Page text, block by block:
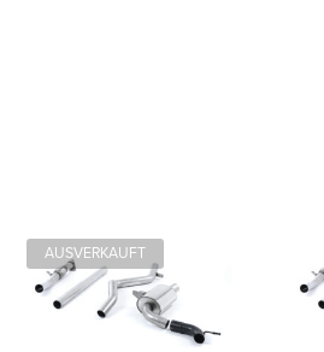
AUSVERKAUFT